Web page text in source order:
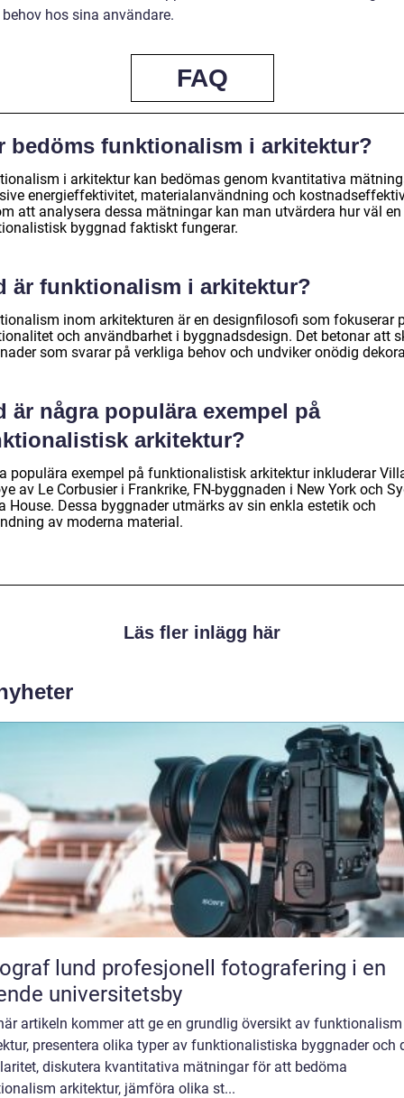
hos sina användare.
FAQ
bedöms funktionalism i arkitektur?
i arkitektur kan bedömas genom kvantitativa
energieffektivitet, materialanvändning och
att analysera dessa mätningar kan man utvärdera hur väl en
byggnad faktiskt fungerar.
är funktionalism i arkitektur?
inom arkitekturen är en designfilosofi som fokuserar
och användbarhet i byggnadsdesign. Det betonar att
som svarar på verkliga behov och undviker onödig
är några populära exempel på
arkitektur?
populära exempel på funktionalistisk arkitektur inkluderar
av Le Corbusier i Frankrike, FN-byggnaden i New York och
House. Dessa byggnader utmärks av sin enkla estetik och
av moderna material.
Läs fler inlägg här
profesjonell fotografering i en
universitetsby
artikeln kommer att ge en grundlig översikt av
presentera olika typer av funktionalistiska byggnader och
diskutera kvantitativa mätningar för att bedöma
arkitektur, jämföra olika st...